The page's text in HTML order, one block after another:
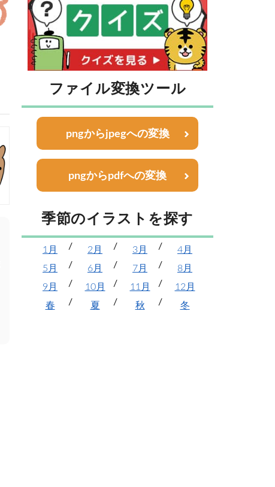
ファイル変換ツール
pngからjpegへの変換
pngからpdfへの変換
季節のイラストを探す
1月 2月 3月
4月
5月
6月 7月
8月
9月
10月 11月
12月
春
夏 秋 冬